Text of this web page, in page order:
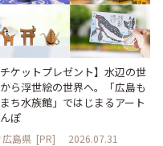
チケットプレゼント】水辺の世
ら浮世絵の世界へ。「広島も
ち水族館」ではじまるアート
ぽ
広島県 [PR] 2026.07.31